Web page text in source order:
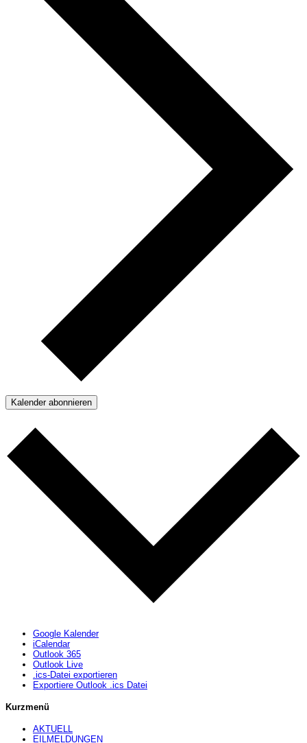
Kalender abonnieren
Google Kalender
iCalendar
Outlook 365
Outlook Live
.ics-Datei exportieren
Exportiere Outlook .ics Datei
Kurzmenü
AKTUELL
EILMELDUNGEN